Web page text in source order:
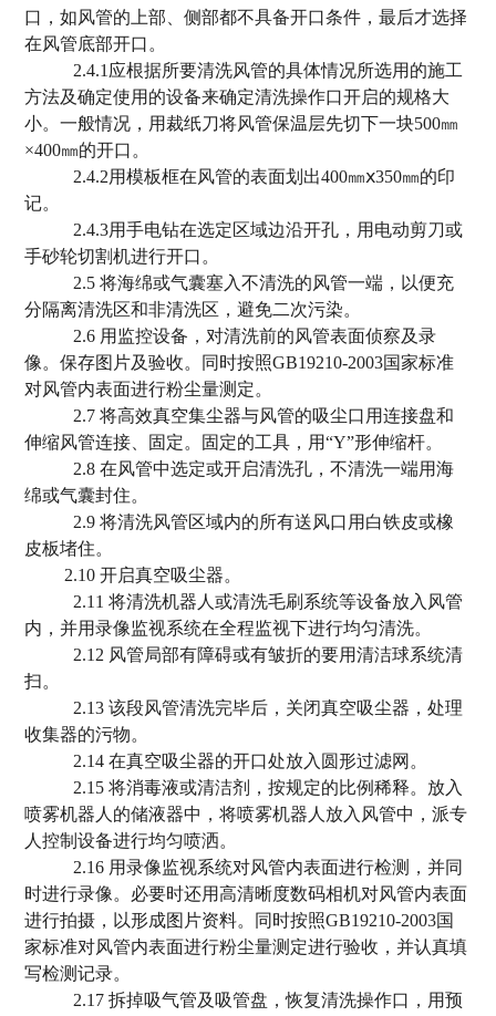
口，如风管的上部、侧部都不具备开口条件，最后才选择
在风管底部开口。
2.4.1应根据所要清洗风管的具体情况所选用的施工
方法及确定使用的设备来确定清洗操作口开启的规格大
小。一般情况，用裁纸刀将风管保温层先切下一块500㎜
×400㎜的开口。
2.4.2用模板框在风管的表面划出400㎜ⅹ350㎜的印
记。
2.4.3用手电钻在选定区域边沿开孔，用电动剪刀或
手砂轮切割机进行开口。
2.5 将海绵或气囊塞入不清洗的风管一端，以便充
分隔离清洗区和非清洗区，避免二次污染。
2.6 用监控设备，对清洗前的风管表面侦察及录
像。保存图片及验收。同时按照GB19210-2003国家标准
对风管内表面进行粉尘量测定。
2.7 将高效真空集尘器与风管的吸尘口用连接盘和
伸缩风管连接、固定。固定的工具，用“Y”形伸缩杆。
2.8 在风管中选定或开启清洗孔，不清洗一端用海
绵或气囊封住。
2.9 将清洗风管区域内的所有送风口用白铁皮或橡
皮板堵住。
2.10 开启真空吸尘器。
2.11 将清洗机器人或清洗毛刷系统等设备放入风管
内，并用录像监视系统在全程监视下进行均匀清洗。
2.12 风管局部有障碍或有皱折的要用清洁球系统清
扫。
2.13 该段风管清洗完毕后，关闭真空吸尘器，处理
收集器的污物。
2.14 在真空吸尘器的开口处放入圆形过滤网。
2.15 将消毒液或清洁剂，按规定的比例稀释。放入
喷雾机器人的储液器中，将喷雾机器人放入风管中，派专
人控制设备进行均匀喷洒。
2.16 用录像监视系统对风管内表面进行检测，并同
时进行录像。必要时还用高清晰度数码相机对风管内表面
进行拍摄，以形成图片资料。同时按照GB19210-2003国
家标准对风管内表面进行粉尘量测定进行验收，并认真填
写检测记录。
2.17 拆掉吸气管及吸管盘，恢复清洗操作口，用预